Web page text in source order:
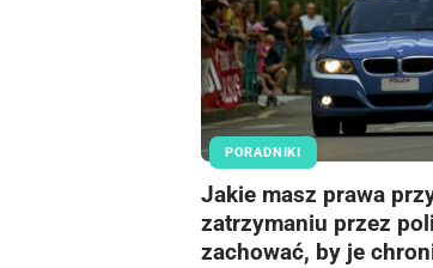
PORADNIKI
Jakie masz prawa
zatrzymaniu przez
zachować, by je